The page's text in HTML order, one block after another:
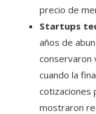
precio de
Startups
años de
conservaron
cuando la
cotizaciones
mostraron